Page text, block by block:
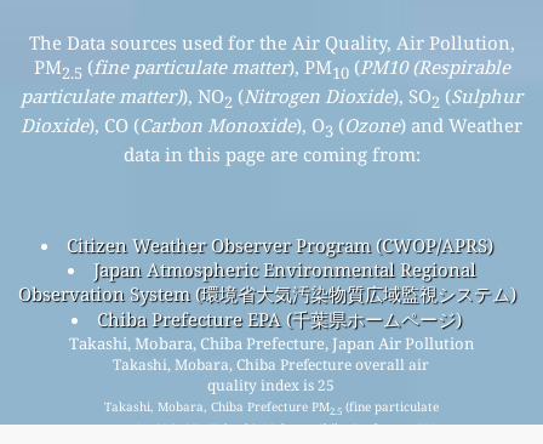
The Data sources used for the Air Quality, Air Pollution,
PM2.5 (fine particulate matter), PM10(PM10 (Respirable
particulate matter)), NO2 (Nitrogen Dioxide), SO2 (Sulphur
Dioxide), CO (Carbon Monoxide), O3 (Ozone) and Weather
data in this page are coming from:
Citizen Weather Observer Program (CWOP/APRS)
Japan Atmospheric Environmental Regional
Observation System (環境省大気汚染物質広域監視システム)
Chiba Prefecture EPA (千葉県ホームページ)
Takashi, Mobara, Chiba Prefecture, Japan Air Pollution
Takashi, Mobara, Chiba Prefecture overall air
quality index is 25
Takashi, Mobara, Chiba Prefecture PM2.5(fine particulate
matter) AQI is 25 - Takashi, Mobara, Chiba Prefecture PM